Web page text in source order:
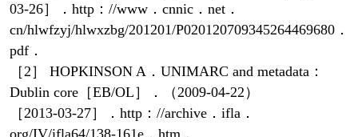
03-26］．http：//www．cnnic．net．
cn/hlwfzyj/hlwxzbg/201201/P020120709345264469680．
pdf．
［2］ HOPKINSON A．UNIMARC and metadata：
Dublin core［EB/OL］．（2009-04-22）
［2013-03-27］．http：//archive．ifla．